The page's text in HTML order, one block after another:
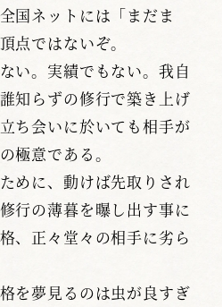
国ネットには「まだま
点ではないぞ。
い。実績でもない。我自
知らずの修行で築き上げ
ち会いに於いても相手が
極意である。
めに、動けば先取りされ
行の薄暮を曝し出す事に
、正々堂々の相手に劣ら
を夢見るのは虫が良すぎ